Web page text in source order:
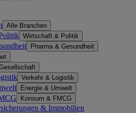
Alle Branchen
Wirtschaft & Politik
Pharma & Gesundheit
Verkehr & Logistik
Energie & Umwelt
Konsum & FMCG
& Immobilien